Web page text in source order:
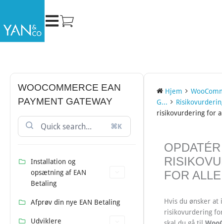
indholdet
WOOCOMMERCE EAN
PAYMENT GATEWAY
⌘K
Installation og
opsætning af EAN
Betaling
Afprøv din nye EAN Betaling
Udviklere
Hjem
G...
risikovurdering for
OPDATÉR
FOR
Hvis du ønsker at
risikovurdering
NAVIGATION